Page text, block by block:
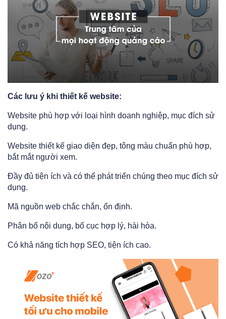
Các lưu ý khi thiết kế website:
Website phù hợp với loại hình doanh nghiệp, mục đích sử
dụng.
Website thiết kế giao diện đẹp, tông màu chuẩn phù hợp,
bắt mắt người xem.
Đầy đủ tiện ích và có thể phát triển chúng theo mục đích sử
dụng.
Mã nguồn web chắc chắn, ổn định.
Phân bố nội dung, bố cục hợp lý, hài hòa.
Có khả năng tích hợp SEO, tiện ích cao.